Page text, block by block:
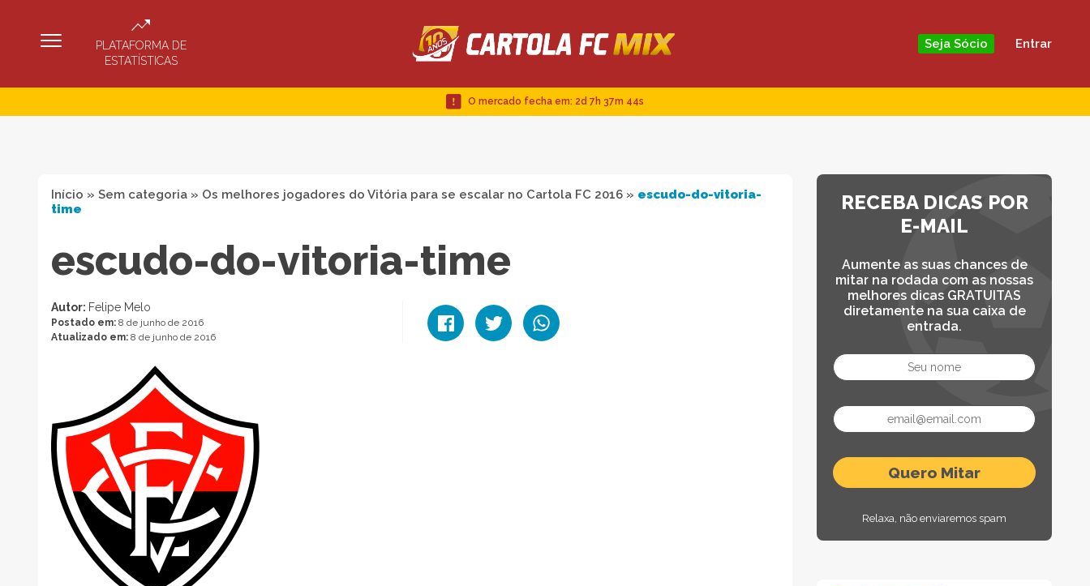
PLATAFORMA DE
ESTATÍSTICAS
Seja Sócio Entrar
O mercado fecha em: 2d 7h 37m 43s
Início » Sem categoria » Os melhores jogadores do Vitória para se escalar no Cartola FC 2016 » escudo-do-vitoria-
time
escudo-do-vitoria-time
Autor: Felipe Melo
Postado em: 8 de junho de 2016
Atualizado em: 8 de junho de 2016
RECEBA DICAS POR
E-MAIL
Aumente as suas chances de
mitar na rodada com as nossas
melhores dicas GRATUITAS
diretamente na sua caixa de
entrada.
Relaxa, não enviaremos spam